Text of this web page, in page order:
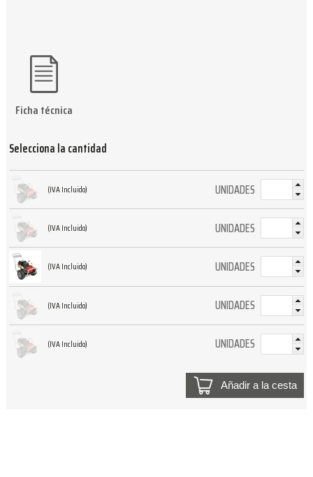
Selecciona la cantidad
(IVA Incluido) UNIDADES
(IVA Incluido) UNIDADES
(IVA Incluido) UNIDADES
(IVA Incluido) UNIDADES
(IVA Incluido) UNIDADES
Añadir a la cesta
Ficha técnica